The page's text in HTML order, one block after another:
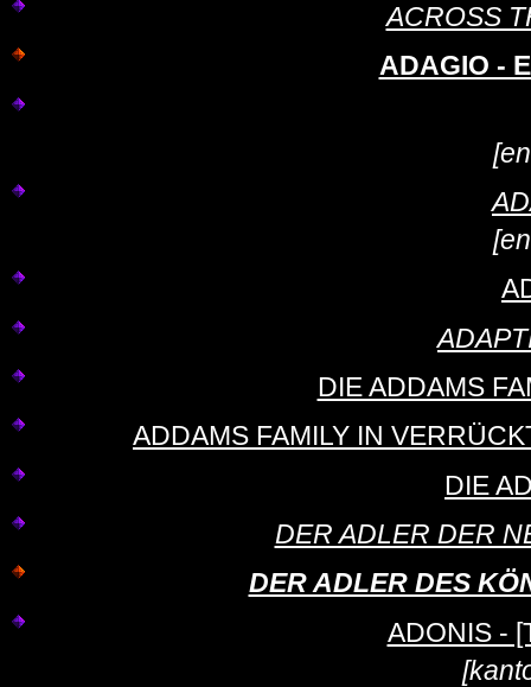
ACROSS
ADAGIO -
DIE ADDAMS
ADDAMS FAMILY IN
DIE
DER ADLER DER
DER ADLER DES
ADONIS -